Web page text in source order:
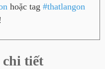
hoặc tag #thatlangon
chi tiết